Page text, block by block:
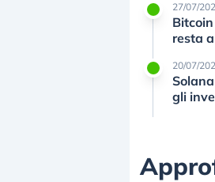
27/07/
resta
20/07/
gli